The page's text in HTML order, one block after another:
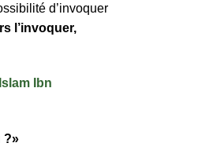
d’invoquer
l’invoquer,
Ibn
?»